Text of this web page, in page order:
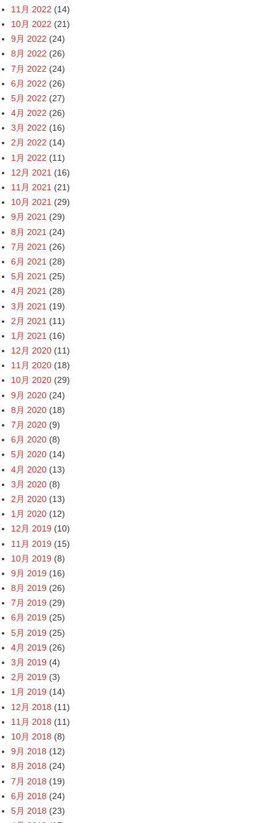
11月 2022 (14)
10月 2022 (21)
9月 2022 (24)
8月 2022 (26)
7月 2022 (24)
6月 2022 (26)
5月 2022 (27)
4月 2022 (26)
3月 2022 (16)
2月 2022 (14)
1月 2022 (11)
12月 2021 (16)
11月 2021 (21)
10月 2021 (29)
9月 2021 (29)
8月 2021 (24)
7月 2021 (26)
6月 2021 (28)
5月 2021 (25)
4月 2021 (28)
3月 2021 (19)
2月 2021 (11)
1月 2021 (16)
12月 2020 (11)
11月 2020 (18)
10月 2020 (29)
9月 2020 (24)
8月 2020 (18)
7月 2020 (9)
6月 2020 (8)
5月 2020 (14)
4月 2020 (13)
3月 2020 (8)
2月 2020 (13)
1月 2020 (12)
12月 2019 (10)
11月 2019 (15)
10月 2019 (8)
9月 2019 (16)
8月 2019 (26)
7月 2019 (29)
6月 2019 (25)
5月 2019 (25)
4月 2019 (26)
3月 2019 (4)
2月 2019 (3)
1月 2019 (14)
12月 2018 (11)
11月 2018 (11)
10月 2018 (8)
9月 2018 (12)
8月 2018 (24)
7月 2018 (19)
6月 2018 (24)
5月 2018 (23)